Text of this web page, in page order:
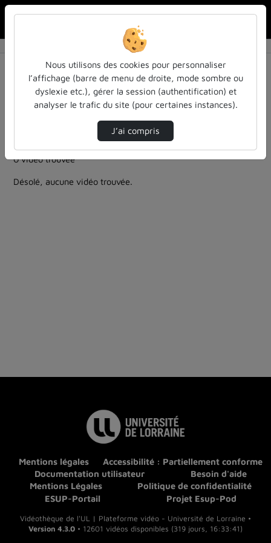
Résultats de la recherche
Filtres actifs (cliquer pour en retirer) :
reportages
sdun-videos-en-ligne
sdun-videos-en-ligne
anonymisation
recherche-scientifique
0 vidéo trouvée
Désolé, aucune vidéo trouvée.
Mentions légales
Accessibilité : Partiellement conforme
Documentation utilisateur
Besoin d'aide
Mentions Légales
Politique de confidentialité
ESUP-Portail
Projet Esup-Pod
Vidéothèque de l'UL | Plateforme vidéo - Université de Lorraine •
Version 4.3.0 • 12601 vidéos disponibles (319 jours, 16:33:41)
Nous utilisons des cookies pour personnaliser
l’affichage (barre de menu de droite, mode sombre ou
dyslexie etc.), gérer la session (authentification) et
analyser le trafic du site (pour certaines instances).
J’ai compris